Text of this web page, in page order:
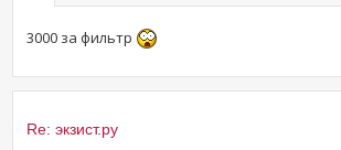
3000 за фильтр
Re: экзист.ру